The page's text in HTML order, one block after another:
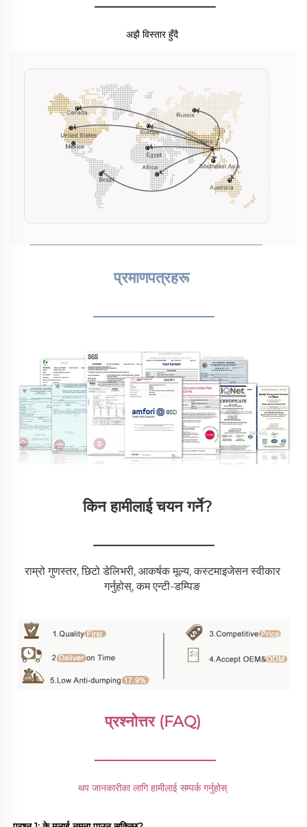
अझै विस्तार हुँदै
प्रमाणपत्रहरू
________________
किन हामीलाई चयन गर्ने?
________________
राम्रो गुणस्तर, छिटो डेलिभरी, आकर्षक मूल्य, कस्टमाइजेसन स्वीकार
गर्नुहोस्, कम एन्टी-डम्पिङ
प्रश्नोत्तर (FAQ)
________________
थप जानकारीका लागि हामीलाई सम्पर्क गर्नुहोस्